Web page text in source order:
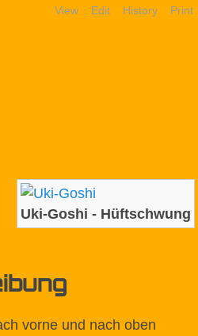
View Edit History Print
Uki-Goshi - Hüftschwung
vorne und nach oben